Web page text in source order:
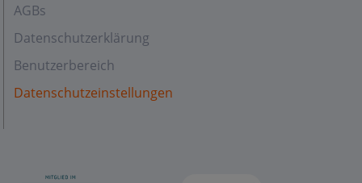
AGBs
Datenschutzerklärung
Benutzerbereich
Datenschutzeinstellungen